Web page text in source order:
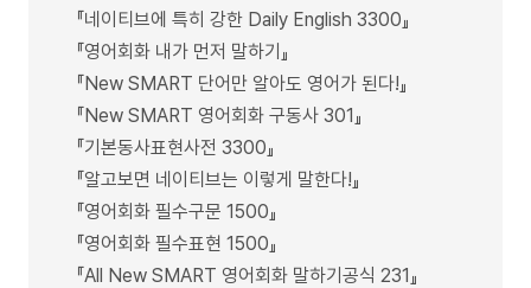
『네이티브에 특히 강한 Daily English 3300』
『영어회화 내가 먼저 말하기』
『New SMART 단어만 알아도 영어가 된다!』
『New SMART 영어회화 구동사 301』
『기본동사표현사전 3300』
『알고보면 네이티브는 이렇게 말한다!』
『영어회화 필수구문 1500』
『영어회화 필수표현 1500』
『All New SMART 영어회화 말하기공식 231』